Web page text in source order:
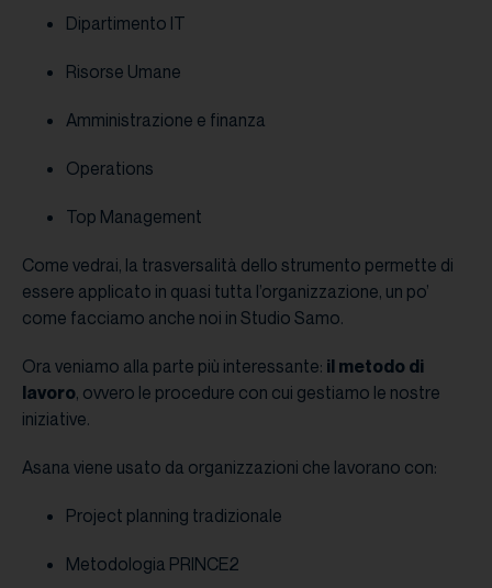
Dipartimento IT
Risorse Umane
Amministrazione e finanza
Operations
Top Management
Come vedrai, la trasversalità dello strumento permette di
essere applicato in quasi tutta l’organizzazione, un po’
come facciamo anche noi in Studio Samo.
Ora veniamo alla parte più interessante: il metodo di
lavoro, ovvero le procedure con cui gestiamo le nostre
iniziative.
Asana viene usato da organizzazioni che lavorano con:
Project planning tradizionale
Metodologia PRINCE2